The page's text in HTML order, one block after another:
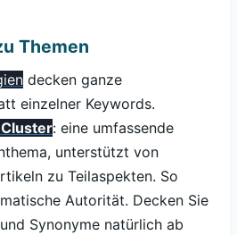
Themen
decken ganze
einzelner Keywords.
: eine umfassende
unterstützt von
zu Teilaspekten. So
Autorität. Decken Sie
Synonyme natürlich ab